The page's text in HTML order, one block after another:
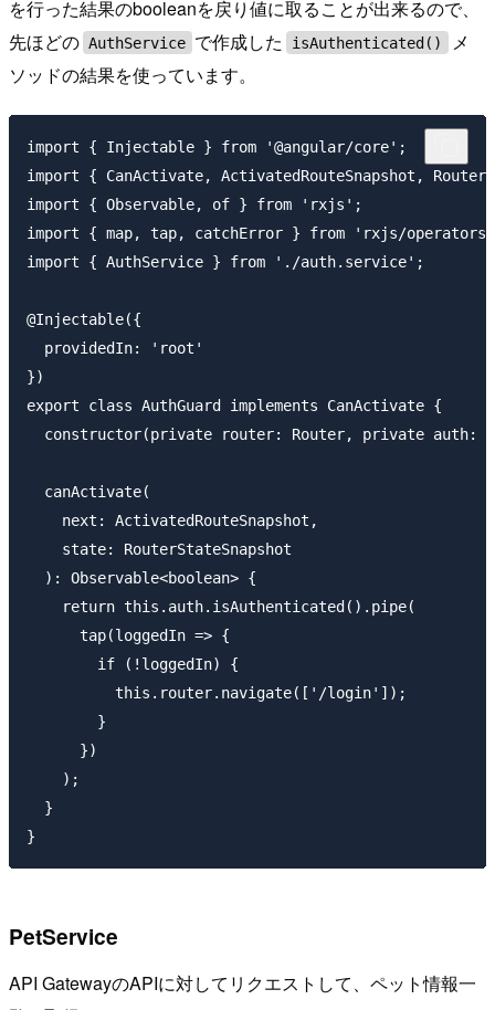
を行った結果のbooleanを戻り値に取ることが出来るので、
先ほどの AuthService で作成した isAuthenticated()
メ
ソッドの結果を使っています。
import { Injectable } from '@angular/core';
import { CanActivate, ActivatedRouteSnapshot,
import { Observable, of } from 'rxjs';
import { map, tap, catchError } from 'rxjs/
import { AuthService } from './auth.service';
@Injectable({
  providedIn: 'root'
})
export class AuthGuard implements CanActivate {
constructor(private router: Router, private auth:
  canActivate(
    next: ActivatedRouteSnapshot,
    state: RouterStateSnapshot
  ): Observable<boolean> {
    return this.auth.isAuthenticated().pipe(
      tap(loggedIn => {
        if (!loggedIn) {
          this.router.navigate(['/login']);
        }
      })
    );
  }
PetService
API GatewayのAPIに対してリクエストして、ペット情報一